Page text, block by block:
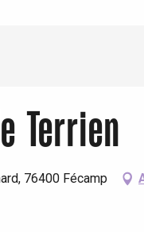
Terrien
76400 Fécamp